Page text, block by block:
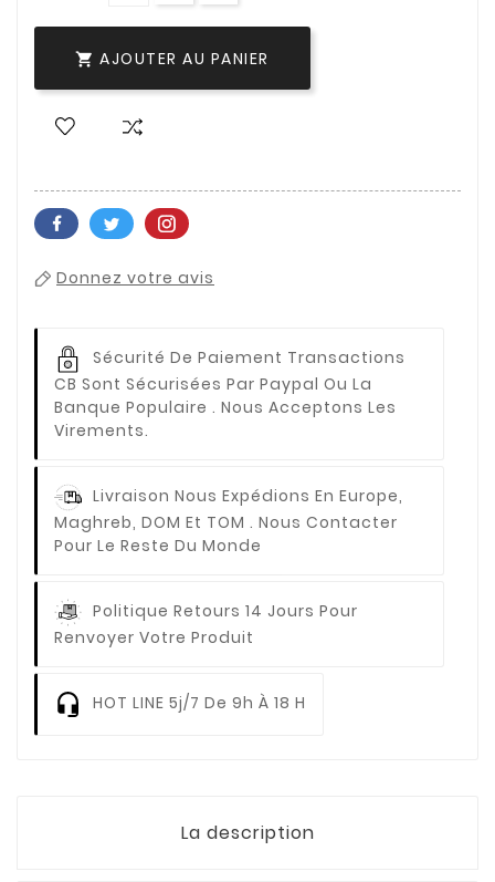
 AJOUTER AU PANIER
Donnez votre avis
Sécurité De Paiement Transactions
CB Sont Sécurisées Par Paypal Ou La
Banque Populaire . Nous Acceptons Les
Virements.
Livraison Nous Expédions En Europe,
Maghreb, DOM Et TOM . Nous Contacter
Pour Le Reste Du Monde
Politique Retours 14 Jours Pour
Renvoyer Votre Produit
HOT LINE 5j/7 De 9h À 18 H
La description